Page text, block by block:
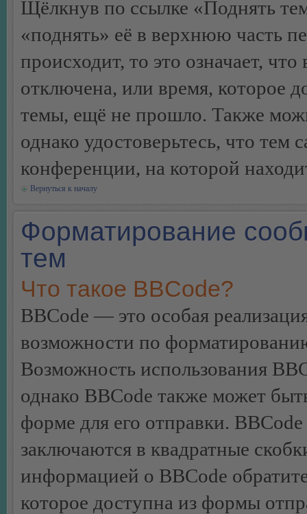
Щёлкнув по ссылке «Поднять
«поднять» её в верхнюю часть
происходит, то это означает,
отключена, или время, которое
темы, ещё не прошло. Также
однако удостоверьтесь, что
конференции, на которой
Вернуться к началу
Форматирование
тем
Что такое BBCode?
BBCode — это особая
возможности по
Возможность использования
однако BBCode также может
форме для его отправки.
заключаются в квадратные
информацией о BBCode
которое доступна из формы